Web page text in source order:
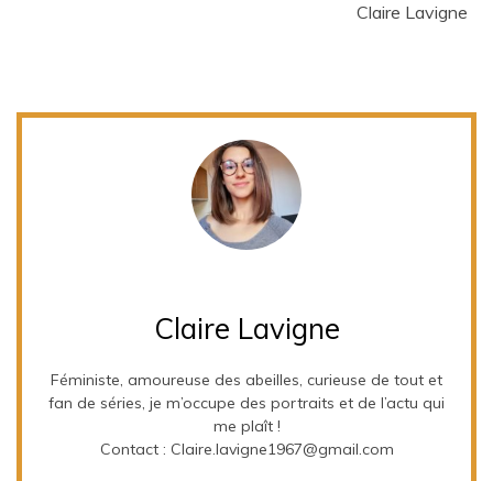
Claire Lavigne
Claire Lavigne
Féministe, amoureuse des abeilles, curieuse de tout et
fan de séries, je m’occupe des portraits et de l’actu qui
me plaît !
Contact : Claire.lavigne1967@gmail.com